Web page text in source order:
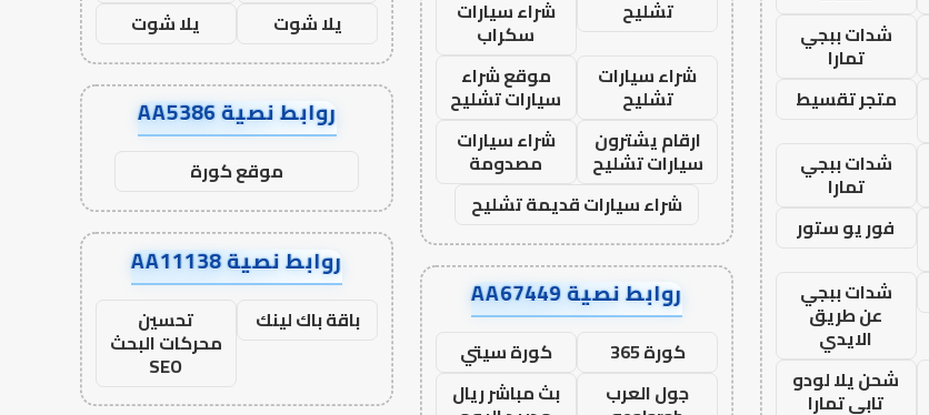
شدات ببجي
تمارا
متجر تقسيط
شدات ببجي
تمارا
فور يو ستور
شدات ببجي
عن طريق
الايدي
شحن يلا لودو
تابي تمارا
تشليح
شراء سيارات
سكراب
شراء سيارات
تشليح
موقع شراء
سيارات تشليح
ارقام يشترون
سيارات تشليح
شراء سيارات
مصدومة
شراء سيارات قديمة تشليح
روابط نصية AA67449
كورة 365
كورة سيتي
جول العرب
بث مباشر ريال
يلا شوت
يلا شوت
روابط نصية AA5386
موقع كورة
روابط نصية AA11138
باقة باك لينك تحسين
محركات البحث
SEO